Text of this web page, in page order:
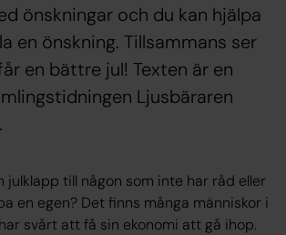
önskningar och du kan hjälpa
en önskning. Tillsammans ser
en bättre jul! Texten är en
Ljusbäraren
julklapp till någon som inte har råd eller
en egen? Det finns många människor i
svårt att få sin ekonomi att gå ihop.